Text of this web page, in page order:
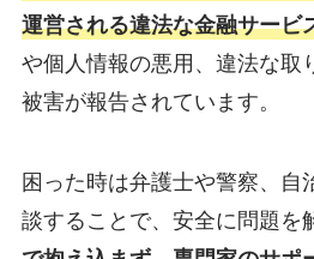
運営される違法な金融サービ
や個人情報の悪用、違法な取
被害が報告されています。
困った時は弁護士や警察、自
談することで、安全に問題を